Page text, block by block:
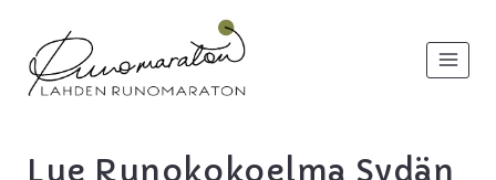
sisältöön
Lue Runokokoelma Sydän